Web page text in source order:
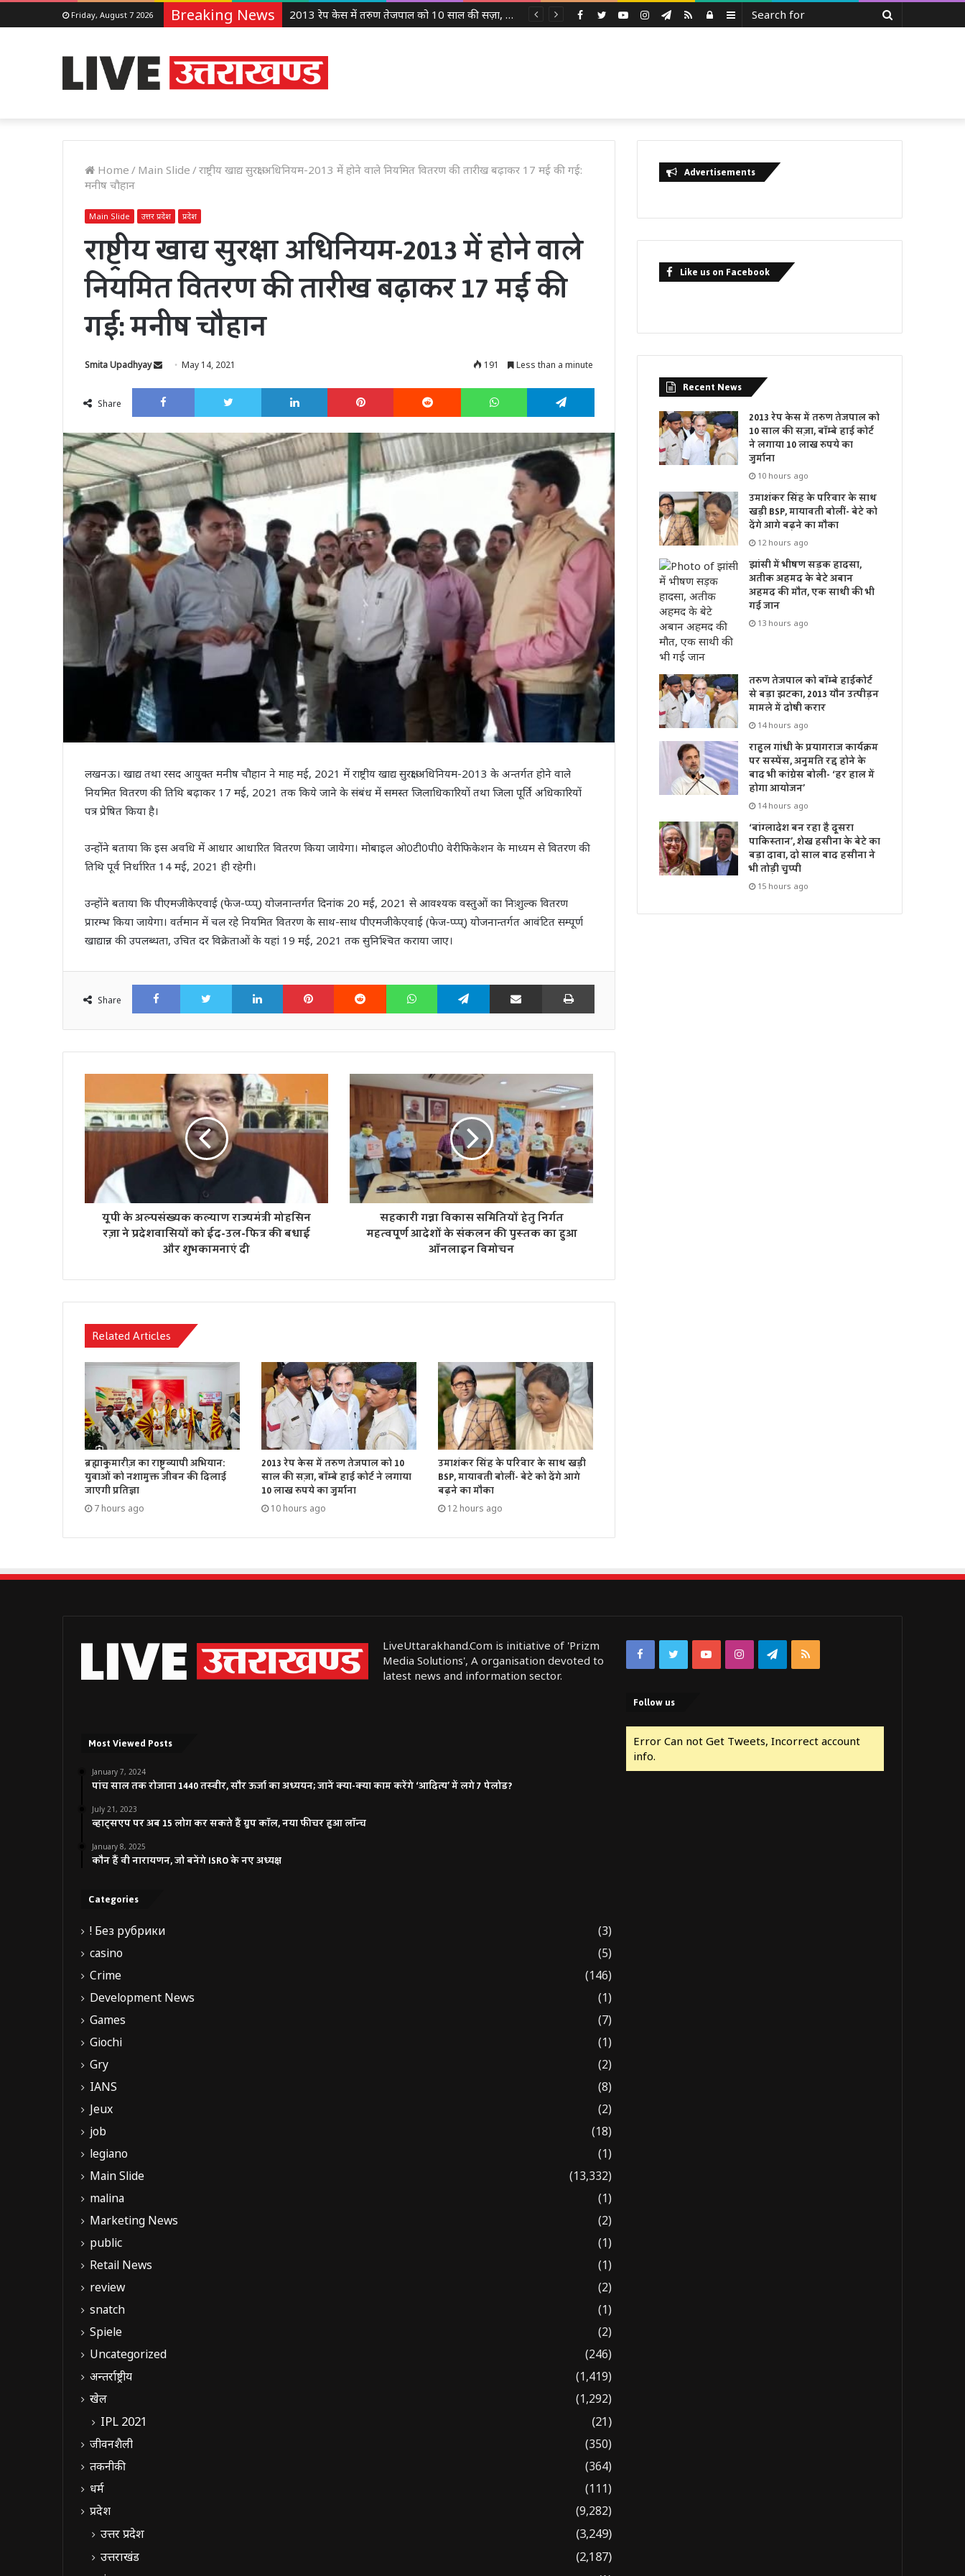
Friday, August 7 2026 Breaking News 2013 रेप केस में तरुण तेजपाल को 10 साल की सज़ा, बॉम्बे हाई कोर्ट ने लगाया 10 लाख रुपये का जुर्माना Sidebar
Log
RSS
Telegram
Instagram
YouTube
Twitter
Facebook
Home / Main Slide /राष्ट्रीय खाद्य सुरक्षा अधिनियम-2013 में होने वाले नियमित वितरण की तारीख बढ़ाकर 17 मई की गई:
मनीष चौहान
Main Slide उत्तर प्रदेश प्रदेश
राष्ट्रीय खाद्य सुरक्षा अधिनियम-2013 में होने वाले
नियमित वितरण की तारीख बढ़ाकर 17 मई की
गई: मनीष चौहान
Smita Upadhyay
Send
email
May 14, 2021 191 Less than a minute
Share
Facebook Twitter LinkedIn Pinterest Reddit WhatsApp Telegram
लखनऊ। खाद्य तथा रसद आयुक्त मनीष चौहान ने माह मई, 2021 में राष्ट्रीय खाद्य सुरक्षा अधिनियम-2013 के अन्तर्गत होने वाले
नियमित वितरण की तिथि बढ़ाकर 17 मई, 2021 तक किये जाने के संबंध में समस्त जिलाधिकारियों तथा जिला पूर्ति अधिकारियों
पत्र प्रेषित किया है।
उन्होंने बताया कि इस अवधि में आधार आधारित वितरण किया जायेगा। मोबाइल ओ0टी0पी0 वेरीफिकेशन के माध्यम से वितरण की
तिथि पूर्व निर्धारित 14 मई, 2021 ही रहेगी।
उन्होंने बताया कि पीएमजीकेएवाई (फेज-प्प्प्) योजनान्तर्गत दिनांक 20 मई, 2021 से आवश्यक वस्तुओं का निःशुल्क वितरण
प्रारम्भ किया जायेगा। वर्तमान में चल रहे नियमित वितरण के साथ-साथ पीएमजीकेएवाई (फेज-प्प्प्) योजनान्तर्गत आवंटित सम्पूर्ण
खाद्यान्न की उपलब्धता, उचित दर विक्रेताओं के यहां 19 मई, 2021 तक सुनिश्चित कराया जाए।
Share
FacebookTwitter LinkedIn Pinterest Reddit WhatsAppTelegram Share via Email Print
यूपी के अल्पसंख्यक कल्याण राज्यमंत्री मोहसिन
रज़ा ने प्रदेशवासियों को ईद-उल-फित्र की बधाई
और शुभकामनाएं दी
सहकारी गन्ना विकास समितियों हेतु निर्गत
महत्वपूर्ण आदेशों के संकलन की पुस्तक का हुआ
ऑनलाइन विमोचन
Related Articles
ब्रह्माकुमारीज़ का राष्ट्रव्यापी अभियान:
युवाओं को नशामुक्त जीवन की दिलाई
जाएगी प्रतिज्ञा
7 hours ago
2013 रेप केस में तरुण तेजपाल को 10
साल की सज़ा, बॉम्बे हाई कोर्ट ने लगाया
10 लाख रुपये का जुर्माना
10 hours ago
उमाशंकर सिंह के परिवार के साथ खड़ी
BSP, मायावती बोलीं- बेटे को देंगे आगे
बढ़ने का मौका
12 hours ago
Advertisements
Like us on Facebook
Recent News
2013 रेप केस में तरुण तेजपाल को
10 साल की सज़ा, बॉम्बे हाई कोर्ट
ने लगाया 10 लाख रुपये का
जुर्माना
10 hours ago
उमाशंकर सिंह के परिवार के साथ
खड़ी BSP, मायावती बोलीं- बेटे को
देंगे आगे बढ़ने का मौका
12 hours ago
झांसी में भीषण सड़क हादसा,
अतीक अहमद के बेटे अबान
अहमद की मौत, एक साथी की भी
गई जान
13 hours ago
तरुण तेजपाल को बॉम्बे हाईकोर्ट
से बड़ा झटका, 2013 यौन उत्पीड़न
मामले में दोषी करार
14 hours ago
राहुल गांधी के प्रयागराज कार्यक्रम
पर सस्पेंस, अनुमति रद्द होने के
बाद भी कांग्रेस बोली- ‘हर हाल में
होगा आयोजन’
14 hours ago
‘बांग्लादेश बन रहा है दूसरा
पाकिस्तान’, शेख हसीना के बेटे का
बड़ा दावा, दो साल बाद हसीना ने
भी तोड़ी चुप्पी
15 hours ago
LiveUttarakhand.Com is initiative of 'Prizm
Media Solutions', A organisation devoted to
latest news and information sector.
Most Viewed Posts
January 7, 2024
पांच साल तक रोजाना 1440 तस्वीर, सौर ऊर्जा का अध्ययन; जानें क्या-क्या काम करेंगे ‘आदित्य’ में लगे 7 पेलोड?
July 21, 2023
व्हाट्सएप पर अब 15 लोग कर सकते हैं ग्रुप कॉल, नया फीचर हुआ लॉन्च
January 8, 2025
कौन हैं वी नारायणन, जो बनेंगे ISRO के नए अध्यक्ष
Categories
! Без рубрики
(3)
casino
(5)
Crime
(146)
Development News
(1)
Games
(7)
Giochi
(1)
Gry
(2)
IANS
(8)
Jeux
(2)
job
(18)
legiano
(1)
Main Slide
(13,332)
malina
(1)
Marketing News
(2)
public
(1)
Retail News
(1)
review
(2)
snatch
(1)
Spiele
(2)
Uncategorized
(246)
अन्तर्राष्ट्रीय
(1,419)
खेल
(1,292)
IPL 2021 (21)
जीवनशैली
(350)
तकनीकी
(364)
धर्म
(111)
प्रदेश
(9,282)
उत्तर प्रदेश
(3,249)
उत्तराखंड
(2,187)
FacebookTwitterYouTubeInstagramTelegram
RSS
Follow us
Error Can not Get Tweets, Incorrect account
info.